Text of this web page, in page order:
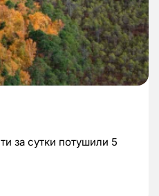
за сутки потушили 5